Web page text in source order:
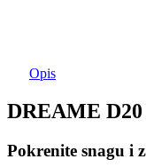
Opis
DREAME
Pokrenite snagu i